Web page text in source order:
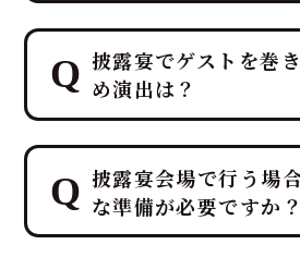
マグロ解体ショーのパ
人」は、「幸せを呼ぶ
大限に活かし、マグロ
マグロバイト」などの
加型演出を、ホテルレ
出力とノウハウで司会
と連携し、お二人の門
ートします。
披露宴でゲストを巻
め演出は？
鮪達人では、40kg以
刀や記念撮影タイムな
型の贅沢でエンターテ
いサプライズ演出を、
披露宴会場で行う場
な準備が必要ですか？